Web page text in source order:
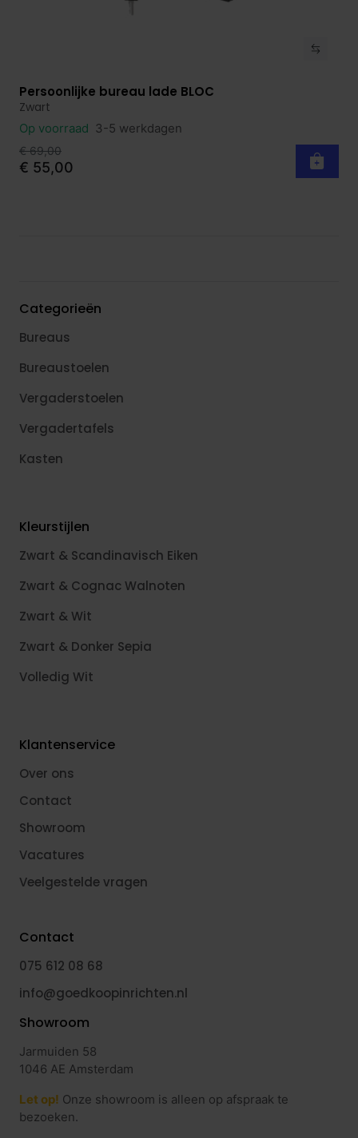
Bekijk product
Persoonlijke bureau lade BLOC
Zwart
Op voorraad 3-5 werkdagen
€ 69,00
€ 55,00
Categorieën
Bureaus
Bureaustoelen
Vergaderstoelen
Vergadertafels
Kasten
Kleurstijlen
Zwart & Scandinavisch Eiken
Zwart & Cognac Walnoten
Zwart & Wit
Zwart & Donker Sepia
Volledig Wit
Klantenservice
Over ons
Contact
Showroom
Vacatures
Veelgestelde vragen
Contact
075 612 08 68
info@goedkoopinrichten.nl
Showroom
Jarmuiden 58
1046 AE Amsterdam
Let op! Onze showroom is alleen op afspraak te
bezoeken.